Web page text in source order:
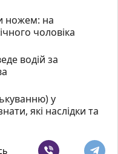
ножем: на
чоловіка
водій за
у
які наслідки та